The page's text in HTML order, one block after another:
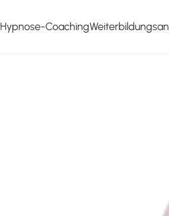
Hypnose-Coaching